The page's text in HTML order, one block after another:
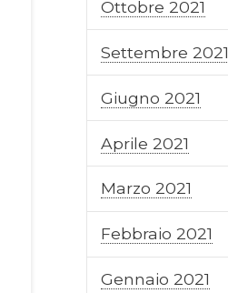
Ottobre 2021
Settembre 2021
Giugno 2021
Aprile 2021
Marzo 2021
Febbraio 2021
Gennaio 2021